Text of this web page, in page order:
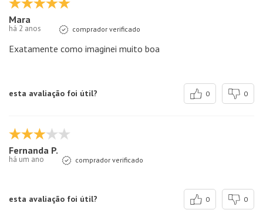
Mara
há 2 anos comprador verificado
Exatamente como imaginei muito boa
esta avaliação foi útil? 0 0
Fernanda P.
há um ano comprador verificado
esta avaliação foi útil? 0 0